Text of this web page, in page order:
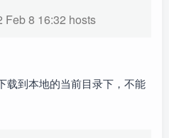
Feb 8 16:32 hosts
载到本地的当前目录下，不能